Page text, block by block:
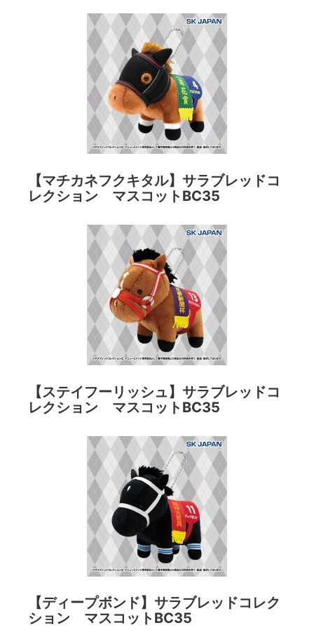
【マチカネフクキタル】サラブレッドコ
レクション マスコットBC35
【ステイフーリッシュ】サラブレッドコ
レクション マスコットBC35
【ディープボンド】サラブレッドコレク
ション マスコットBC35